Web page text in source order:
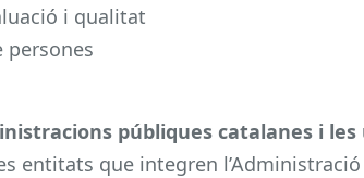
i qualitat
persones
públiques catalanes i
entitats que integren